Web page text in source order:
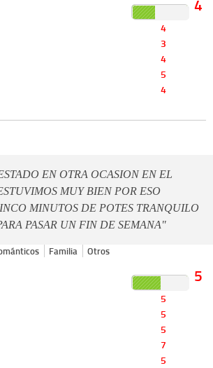
4
4
3
4
5
4
EN OTRA OCASION EN EL
MUY BIEN POR ESO
MINUTOS DE POTES TRANQUILO
PASAR UN FIN DE SEMANA"
Familia Otros
5
5
5
5
7
5